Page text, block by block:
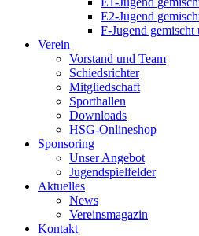
E2-Jugend
F-Jugend
Verein
Vorstand und Team
Schiedsrichter
Mitgliedschaft
Sporthallen
Downloads
HSG-Onlineshop
Sponsoring
Unser Angebot
Jugendspielfelder
Aktuelles
News
Vereinsmagazin
Kontakt